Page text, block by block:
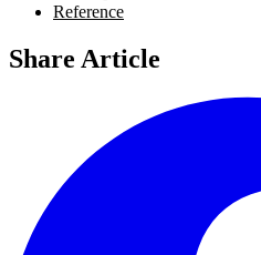
Reference
Share Article